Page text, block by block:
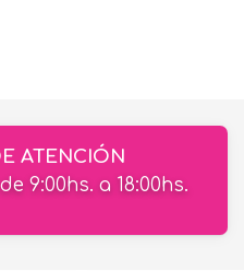
ATENCIÓN
9:00hs. a 18:00hs.